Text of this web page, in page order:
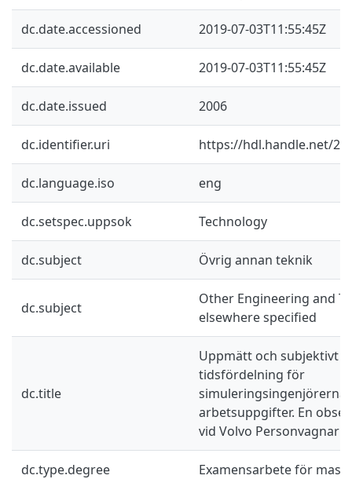
dc.date.accessioned 2019-07-03T11:55:45Z
dc.date.available 2019-07-03T11:55:45Z
dc.date.issued 2006
dc.identifier.uri https://hdl.handle.net/
dc.language.iso eng
dc.setspec.uppsok Technology
dc.subject Övrig annan teknik
dc.subject
Other Engineering and
elsewhere specified
dc.title
Uppmätt och subjektivt
tidsfördelning för
simuleringsingenjörernas
arbetsuppgifter. En
vid Volvo Personvagnar
dc.type.degree Examensarbete för